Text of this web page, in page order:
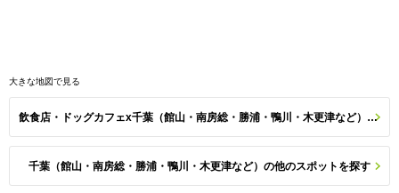
大きな地図で見る
飲食店・ドッグカフェx千葉（館山・南房総・勝浦・鴨川・木更津など）のスポット一覧
千葉（館山・南房総・勝浦・鴨川・木更津など）の他のスポットを探す